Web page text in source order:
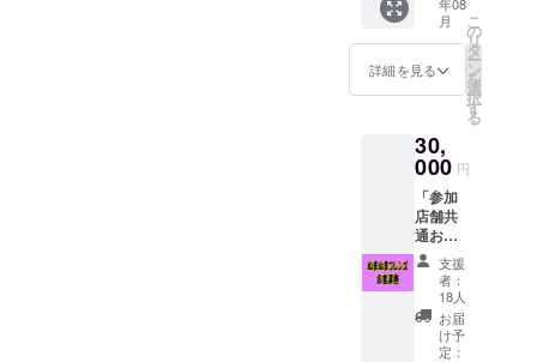
有効期
限は
2020年
12月ま
限は
2020年
12月ま
でとし
カー
セット
+チャリ
ティーT
シャ
舗にて
ご支援
者様の
お名前
を3ヶ月
間ご紹
介させ
ていた
だきま
す。ま
た、今
回のプ
年08
月
詳細を見る
こ
の
リ
タ
ー
ン
を
選
択
す
る
30,
000 円
「参加
店舗共
通お食
事券
30,000
円分
+チャリ
ティス
テッ
支援
者：
18人
お届
け予
定：